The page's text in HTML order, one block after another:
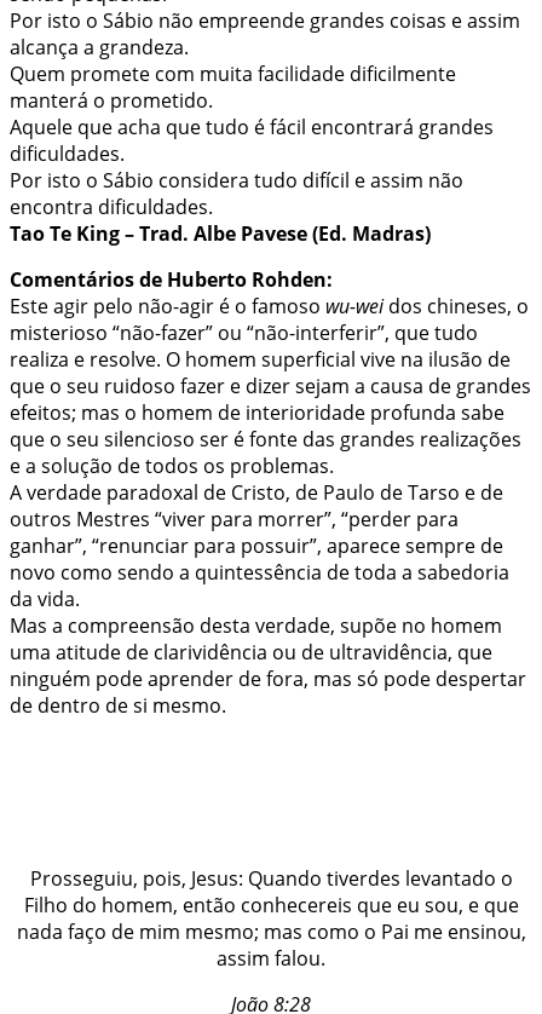
Por isto o Sábio não empreende grandes coisas e assim
alcança a grandeza.
Quem promete com muita facilidade dificilmente
manterá o prometido.
Aquele que acha que tudo é fácil encontrará grandes
dificuldades.
Por isto o Sábio considera tudo difícil e assim não
encontra dificuldades.
Tao Te King – Trad. Albe Pavese (Ed. Madras)
Comentários de Huberto Rohden:
Este agir pelo não-agir é o famoso wu-weidos chineses, o
misterioso “não-fazer” ou “não-interferir”, que tudo
realiza e resolve. O homem superficial vive na ilusão de
que o seu ruidoso fazer e dizer sejam a causa de grandes
efeitos; mas o homem de interioridade profunda sabe
que o seu silencioso ser é fonte das grandes realizações
e a solução de todos os problemas.
A verdade paradoxal de Cristo, de Paulo de Tarso e de
outros Mestres “viver para morrer”, “perder para
ganhar”, “renunciar para possuir”, aparece sempre de
novo como sendo a quintessência de toda a sabedoria
da vida.
Mas a compreensão desta verdade, supõe no homem
uma atitude de clarividência ou de ultravidência, que
ninguém pode aprender de fora, mas só pode despertar
de dentro de si mesmo.
Prosseguiu, pois, Jesus: Quando tiverdes levantado o
Filho do homem, então conhecereis que eu sou, e que
nada faço de mim mesmo; mas como o Pai me ensinou,
assim falou.
João 8:28